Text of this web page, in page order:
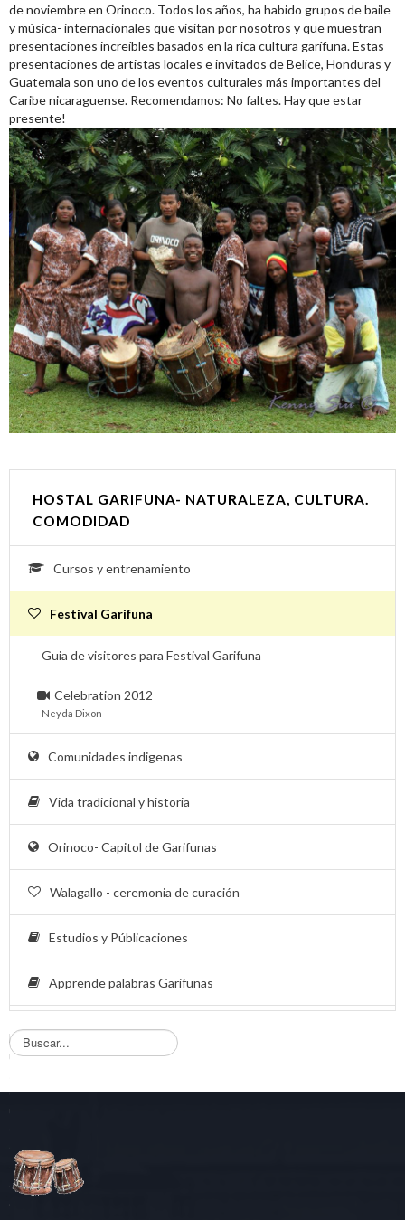
de noviembre en Orinoco. Todos los años, ha habido grupos de baile
y música- internacionales que visitan por nosotros y que muestran
presentaciones increíbles basados en la rica cultura garífuna. Estas
presentaciones de artistas locales e invitados de Belice, Honduras y
Guatemala son uno de los eventos culturales más importantes del
Caribe nicaraguense. Recomendamos: No faltes. Hay que estar
presente!
HOSTAL GARIFUNA- NATURALEZA, CULTURA.
COMODIDAD
Cursos y entrenamiento
Festival Garifuna
Guia de visitores para Festival Garifuna
Celebration 2012
Neyda Dixon
Comunidades indigenas
Vida tradicional y historia
Orinoco- Capitol de Garifunas
Walagallo - ceremonia de curación
Estudios y Públicaciones
Apprende palabras Garifunas
B
u
q
a